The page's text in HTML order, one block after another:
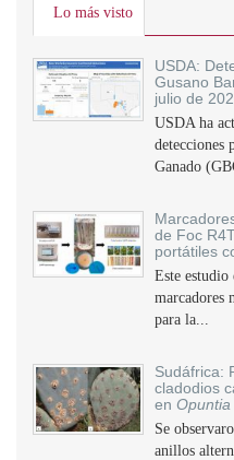
Lo más visto
USDA:
Gusano
julio de
USDA ha
detecciones
Ganado
de Foc
portátiles
Este estudio
marcadores
para la...
Sudáfrica:
cladodios
en
Se
anillos